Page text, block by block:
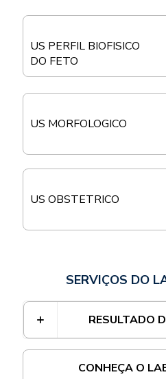
US PERFIL BIOFISICO
DO FETO
US MORFOLOGICO
US OBSTETRICO
SERVIÇOS DO
RESULTADO
CONHEÇA O